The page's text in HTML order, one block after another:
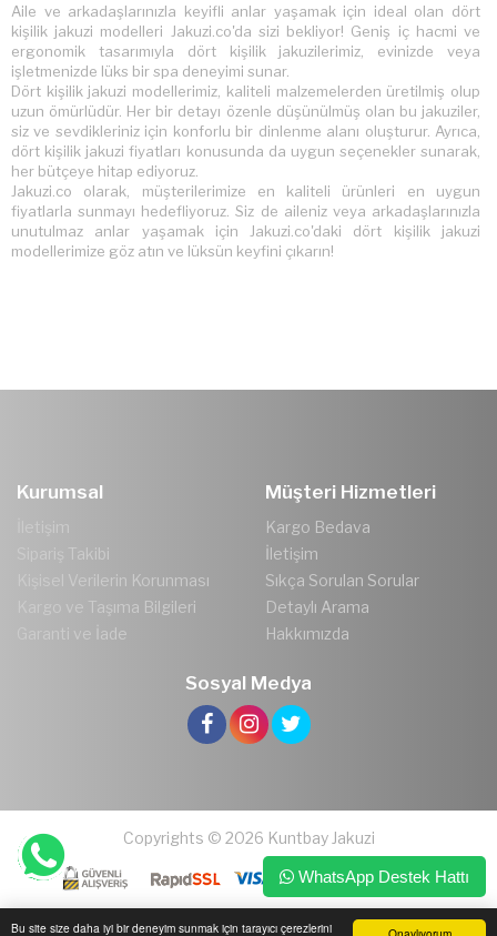
Bu site size daha iyi bir deneyim sunmak için tarayıcı çerezlerini
Aile ve arkadaşlarınızla keyifli anlar yaşamak için ideal olan dört
kişilik jakuzi modelleri
Jakuzi.co'da sizi bekliyor! Geniş iç hacmi ve
ergonomik tasarımıyla dört kişilik jakuzilerimiz, evinizde veya
işletmenizde lüks bir spa deneyimi sunar.
Dört kişilik jakuzi modellerimiz, kaliteli malzemelerden üretilmiş olup
uzun ömürlüdür. Her bir detayı özenle düşünülmüş olan bu jakuziler,
siz ve sevdikleriniz için konforlu bir dinlenme alanı oluşturur. Ayrıca,
dört kişilik jakuzi fiyatları konusunda da uygun seçenekler sunarak,
her bütçeye hitap ediyoruz.
Jakuzi.co olarak, müşterilerimize en kaliteli ürünleri en uygun
fiyatlarla sunmayı hedefliyoruz. Siz de aileniz veya arkadaşlarınızla
unutulmaz anlar yaşamak için Jakuzi.co'daki dört kişilik jakuzi
modellerimize göz atın ve lüksün keyfini çıkarın!
Kurumsal
İletişim
Sipariş Takibi
Kişisel Verilerin Korunması
Kargo ve Taşıma Bilgileri
Garanti ve İade
Müşteri Hizmetleri
Kargo Bedava
İletişim
Sıkça Sorulan Sorular
Detaylı Arama
Hakkımızda
Sosyal Medya
Copyrights © 2026 Kuntbay Jakuzi
WhatsApp Destek Hattı